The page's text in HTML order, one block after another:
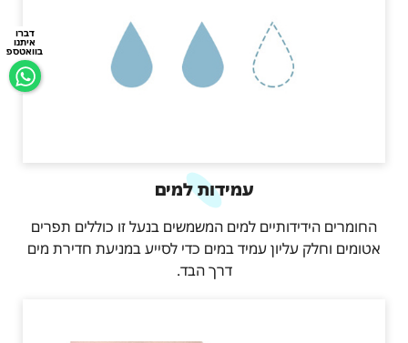
דברו
איתנו
בוואטספ
עמידות למים
החומרים הידידותיים למים המשמשים בנעל זו כוללים תפרים
אטומים וחלק עליון עמיד במים כדי לסייע במניעת חדירת מים
דרך הבד.